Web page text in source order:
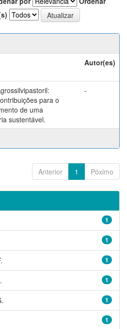
Autor(es)
para o
de uma
sustentável.
-
Anterior 1 Póximo
1
1
1
1
1
1